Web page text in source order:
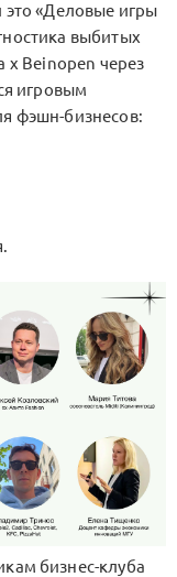
«Деловые игры
выбитых
х Beinopen через
игровым
фэшн-бизнесов:
бизнес-клуба